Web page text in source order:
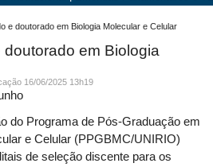
e doutorado em Biologia Molecular e Celular
em Biologia
16/06/2025 13h19
do Programa de Pós-Graduação em
e Celular (PPGBMC/UNIRIO)
de seleção discente para os